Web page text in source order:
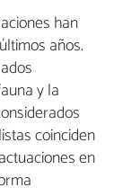
han
años.
y la
coinciden
en